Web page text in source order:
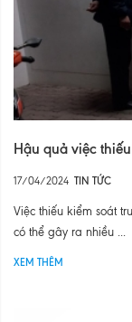
Hậu quả việc
17/04/2024 TIN TỨC
Việc thiếu kiểm soát
có thể gây ra nhiều ...
XEM THÊM